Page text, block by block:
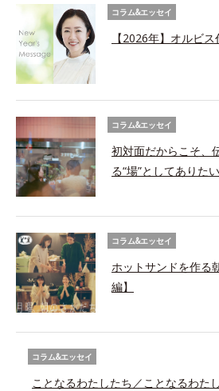
コラム&エッセイ
【2026年】オルビ
コラム&エッセイ
初対面だからこそ、
る“場”としてありたい
コラム&エッセイ
ホットサンドを作る
編】
コラム&エッセイ
ことなるわたしたち／ことなるわた